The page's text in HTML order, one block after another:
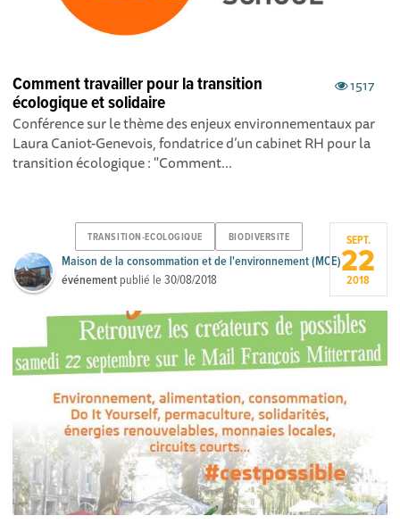
1517
Comment travailler pour la transition
écologique et solidaire
Conférence sur le thème des enjeux environnementaux par
Laura Caniot-Genevois, fondatrice d’un cabinet RH pour la
transition écologique : "Comment...
TRANSITION-ECOLOGIQUE BIODIVERSITE
Maison de la consommation et de l'environnement (MCE)
événement publié le30/08/2018
SEPT.
22
2018